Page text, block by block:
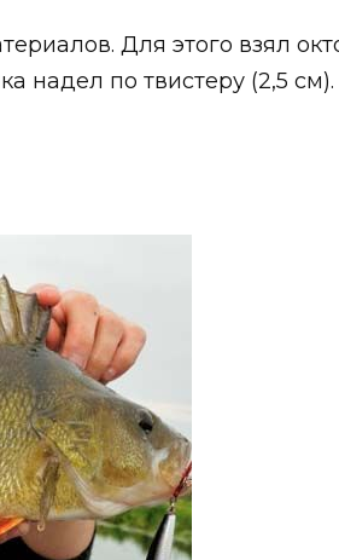
Для этого взял
надел по твистеру (2,5